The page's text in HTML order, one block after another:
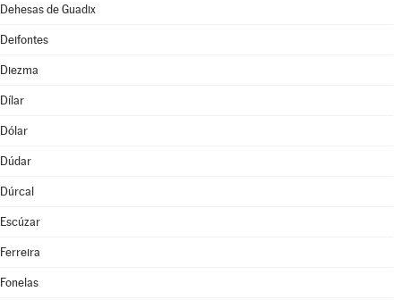
Dehesas de Guadix
Deifontes
Diezma
Dílar
Dólar
Dúdar
Dúrcal
Escúzar
Ferreira
Fonelas